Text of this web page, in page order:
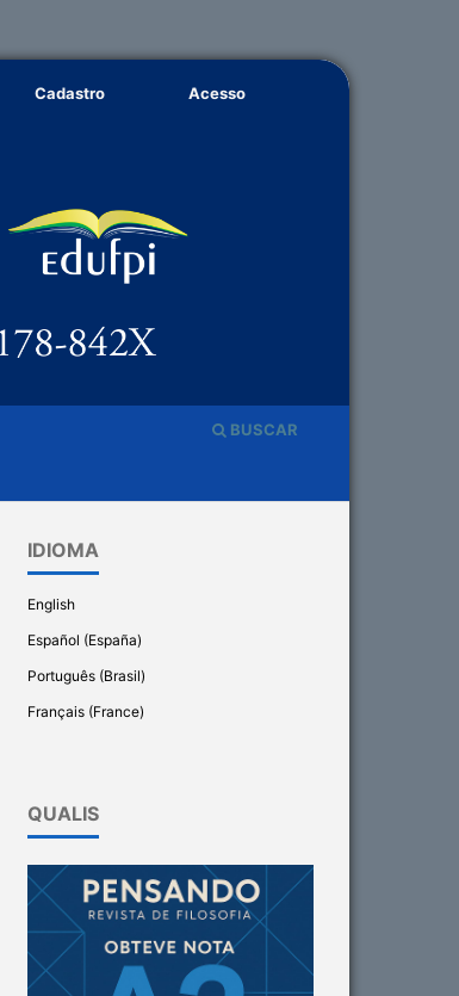
BUSCAR
Cadastro Acesso
IDIOMA
English
Español (España)
Português (Brasil)
Français (France)
QUALIS